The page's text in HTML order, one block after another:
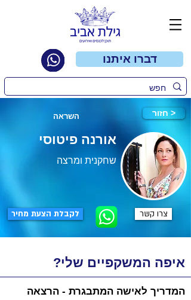
דברו איתנו
השראה חזור >
אורנה פיטוסי
שחקנית ומרצה
צרו קשר לקבלת הצעת מחיר
?איפה המשקפיים שלי
המדריך לאישה המתבגרת - הרצאה